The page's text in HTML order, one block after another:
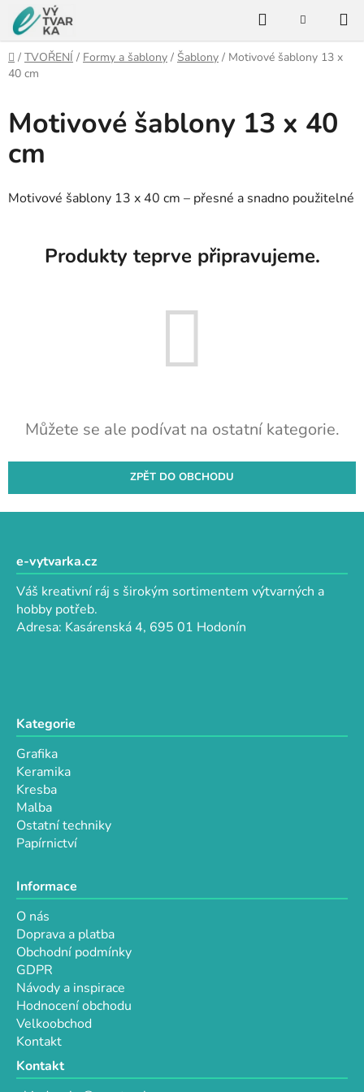
Přejít
na
obsah
HledatNÁKUPNÍ
Domů
/ TVOŘENÍ / Formy a šablony / Šablony / Motivové šablony 13 x
40 cm
Motivové šablony 13 x 40
cm
Motivové šablony 13 x 40 cm – přesné a snadno použitelné
Produkty teprve připravujeme.
Můžete se ale podívat na ostatní kategorie.
ZPĚT DO OBCHODU
e-vytvarka.cz
Váš kreativní ráj s širokým sortimentem výtvarných a
hobby potřeb.
Adresa: Kasárenská 4, 695 01 Hodonín
Kategorie
Grafika
Keramika
Kresba
Malba
Ostatní techniky
Papírnictví
Informace
O nás
Doprava a platba
Obchodní podmínky
GDPR
Návody a inspirace
Hodnocení obchodu
Velkoobchod
Kontakt
Kontakt